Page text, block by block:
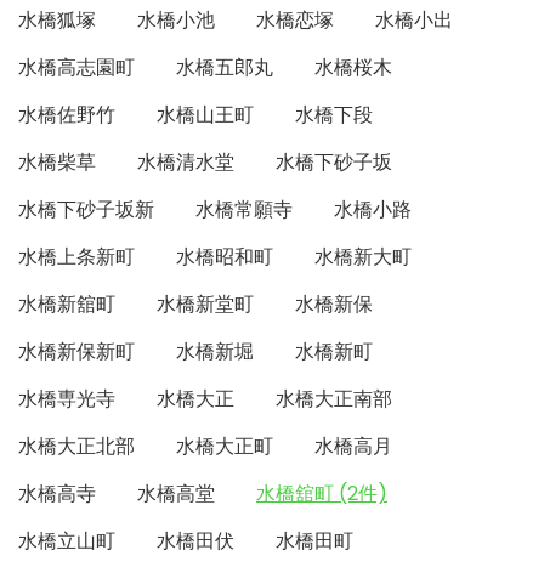
水橋狐塚
水橋小池 水橋恋塚
水橋小出
水橋高志園町
水橋五郎丸
水橋桜木
水橋佐野竹
水橋山王町
水橋下段
水橋柴草
水橋清水堂
水橋下砂子坂
水橋下砂子坂新
水橋常願寺
水橋小路
水橋上条新町
水橋昭和町
水橋新大町
水橋新舘町
水橋新堂町
水橋新保
水橋新保新町
水橋新堀
水橋新町
水橋専光寺
水橋大正
水橋大正南部
水橋大正北部
水橋大正町
水橋高月
水橋高寺
水橋高堂
水橋舘町 (2件)
水橋立山町
水橋田伏
水橋田町